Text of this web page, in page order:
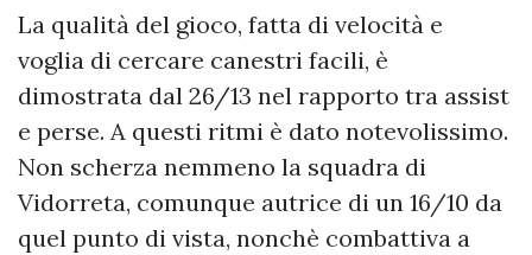
La qualità del gioco, fatta di velocità e
voglia di cercare canestri facili, è
dimostrata dal 26/13 nel rapporto tra assist
e perse. A questi ritmi è dato notevolissimo.
Non scherza nemmeno la squadra di
Vidorreta, comunque autrice di un 16/10 da
quel punto di vista, nonchè combattiva a